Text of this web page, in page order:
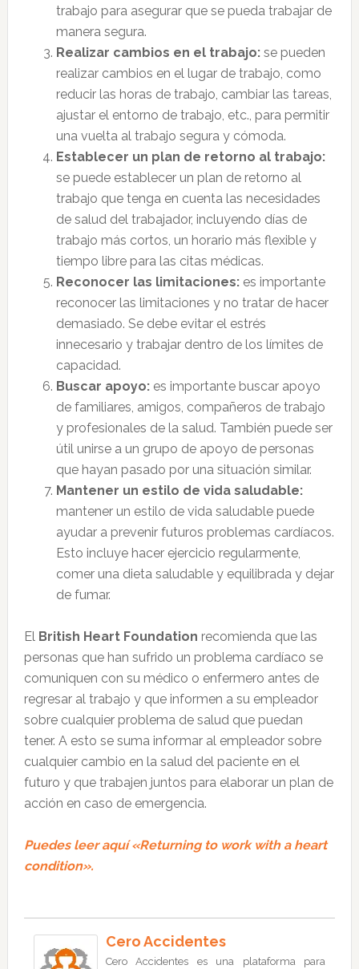
trabajo para asegurar que se pueda trabajar de
manera segura.
Realizar cambios en el trabajo:se pueden
realizar cambios en el lugar de trabajo, como
reducir las horas de trabajo, cambiar las tareas,
ajustar el entorno de trabajo, etc., para permitir
una vuelta al trabajo segura y cómoda.
Establecer un plan de retorno al trabajo:
se puede establecer un plan de retorno al
trabajo que tenga en cuenta las necesidades
de salud del trabajador, incluyendo días de
trabajo más cortos, un horario más flexible y
tiempo libre para las citas médicas.
Reconocer las limitaciones:es importante
reconocer las limitaciones y no tratar de hacer
demasiado. Se debe evitar el estrés
innecesario y trabajar dentro de los límites de
capacidad.
Buscar apoyo:es importante buscar apoyo
de familiares, amigos, compañeros de trabajo
y profesionales de la salud. También puede ser
útil unirse a un grupo de apoyo de personas
que hayan pasado por una situación similar.
Mantener un estilo de vida saludable:
mantener un estilo de vida saludable puede
ayudar a prevenir futuros problemas cardíacos.
Esto incluye hacer ejercicio regularmente,
comer una dieta saludable y equilibrada y dejar
de fumar.
El British Heart Foundation recomienda que las
personas que han sufrido un problema cardíaco se
comuniquen con su médico o enfermero antes de
regresar al trabajo y que informen a su empleador
sobre cualquier problema de salud que puedan
tener. A esto se suma informar al empleador sobre
cualquier cambio en la salud del paciente en el
futuro y que trabajen juntos para elaborar un plan de
acción en caso de emergencia.
Puedes leer aquí «Returning to work with a heart
condition».
Cero Accidentes
Cero Accidentes es una plataforma para